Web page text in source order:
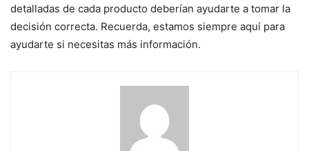
detalladas de cada producto deberían ayudarte a tomar la
decisión correcta. Recuerda, estamos siempre aquí para
ayudarte si necesitas más información.